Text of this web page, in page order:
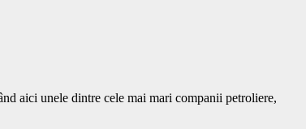
aici unele dintre cele mai mari companii petroliere,